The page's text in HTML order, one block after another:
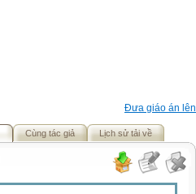
Đưa giáo án lên
Cùng tác giả Lịch sử tải về